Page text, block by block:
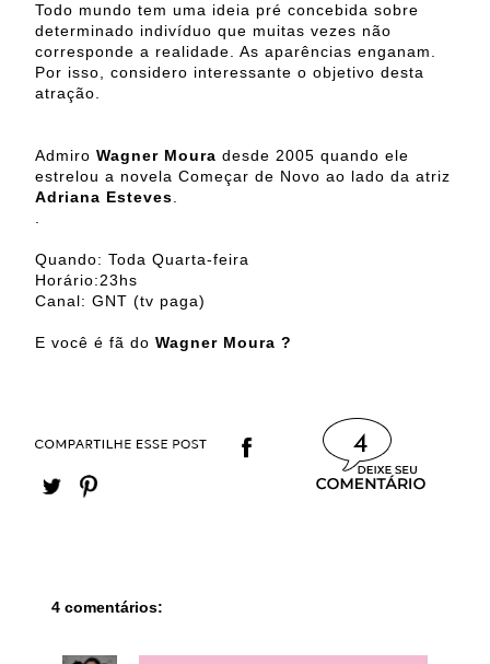
Todo mundo tem uma ideia pré concebida sobre
determinado indivíduo que muitas vezes não
corresponde a realidade. As aparências enganam.
Por isso, considero interessante o objetivo desta
atração.
Admiro Wagner Moura desde 2005 quando ele
estrelou a novela Começar de Novo ao lado da atriz
Adriana Esteves
Quando: Toda Quarta-feira
Horário:23hs
Canal: GNT (tv paga)
E você é fã do Wagner Moura ?
4
4 comentários: